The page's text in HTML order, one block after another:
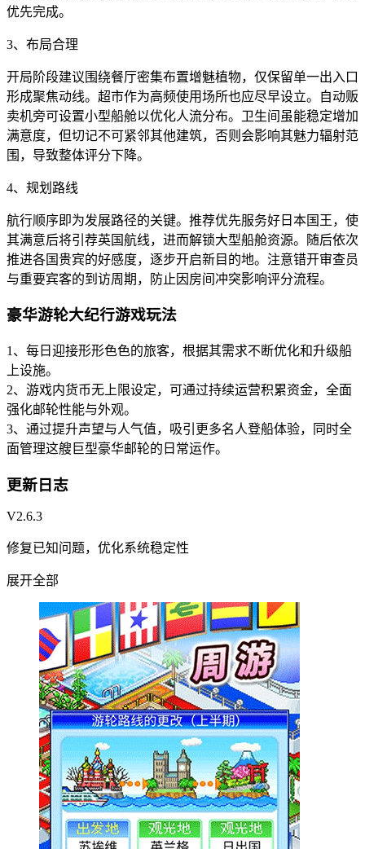
优先完成。
3、布局合理
开局阶段建议围绕餐厅密集布置增魅植物，仅保留单一出入口
形成聚焦动线。超市作为高频使用场所也应尽早设立。自动贩
卖机旁可设置小型船舱以优化人流分布。卫生间虽能稳定增加
满意度，但切记不可紧邻其他建筑，否则会影响其魅力辐射范
围，导致整体评分下降。
4、规划路线
航行顺序即为发展路径的关键。推荐优先服务好日本国王，使
其满意后将引荐英国航线，进而解锁大型船舱资源。随后依次
推进各国贵宾的好感度，逐步开启新目的地。注意错开审查员
与重要宾客的到访周期，防止因房间冲突影响评分流程。
豪华游轮大纪行游戏玩法
1、每日迎接形形色色的旅客，根据其需求不断优化和升级船
上设施。
2、游戏内货币无上限设定，可通过持续运营积累资金，全面
强化邮轮性能与外观。
3、通过提升声望与人气值，吸引更多名人登船体验，同时全
面管理这艘巨型豪华邮轮的日常运作。
更新日志
V2.6.3
修复已知问题，优化系统稳定性
展开全部